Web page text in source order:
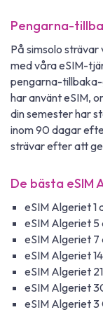
Pengarna-
På simsolo
med våra eSIM-
pengarna-tillbaka-
har använt eSIM,
din semester har
inom 90 dagar
strävar efter att
De bästa eSIM
eSIM Algeriet 1
eSIM Algeriet 5
eSIM Algeriet 7
eSIM Algeriet
eSIM Algeriet
eSIM Algeriet
eSIM Algeriet 3